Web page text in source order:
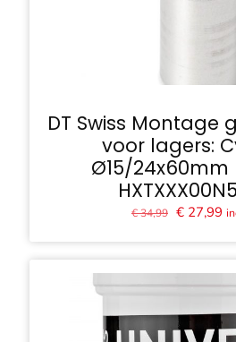
DT Swiss Montage
voor lagers:
Ø15/24x60mm
€34,99 € 27,99